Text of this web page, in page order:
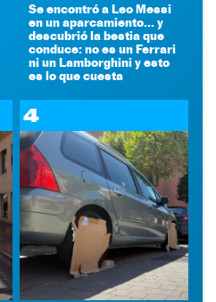
Se encontró a Leo Messi
en un aparcamiento... y
descubrió la bestia que
conduce: no es un Ferrari
ni un Lamborghini y esto
es lo que cuesta
4